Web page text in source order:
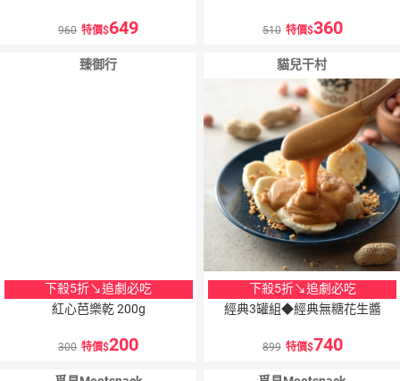
960 特價 649 510 特價 360
臻御行
下殺5折↘追劇必吃
紅心芭樂乾 200g
300 特價 200
貓兒干村
下殺5折↘追劇必吃
經典3罐組◆經典無糖花生醬
899 特價 740